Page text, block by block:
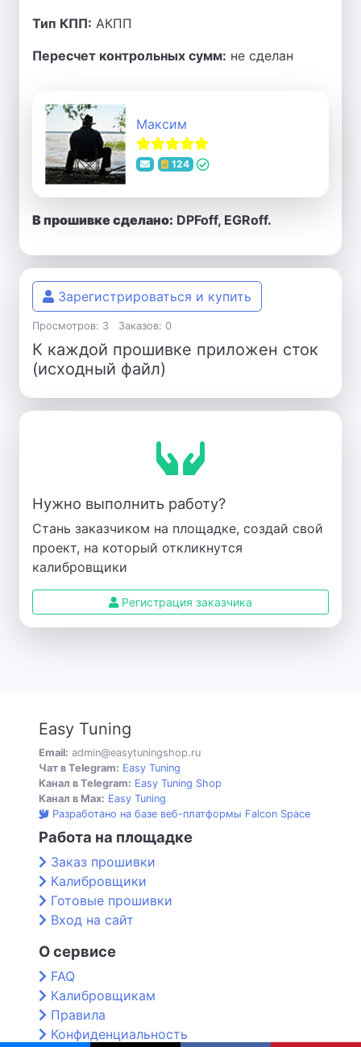
Тип КПП: АКПП
Пересчет контрольных сумм: не сделан
Максим
124
В прошивке сделано: DPFoff, EGRoff.
Зарегистрироваться и купить
Просмотров: 3 Заказов: 0
К каждой прошивке приложен сток
(исходный файл)
Нужно выполнить работу?
Стань заказчиком на площадке, создай свой
проект, на который откликнутся
калибровщики
Регистрация заказчика
Easy Tuning
Email: admin@easytuningshop.ru
Чат в Telegram: Easy Tuning
Канал в Telegram: Easy Tuning Shop
Канал в Max: Easy Tuning
Разработано на базе веб-платформы Falcon Space
Работа на площадке
Заказ прошивки
Калибровщики
Готовые прошивки
Вход на сайт
О сервисе
FAQ
Калибровщикам
Правила
Конфиденциальность